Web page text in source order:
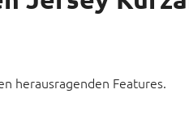
herausragenden Features.